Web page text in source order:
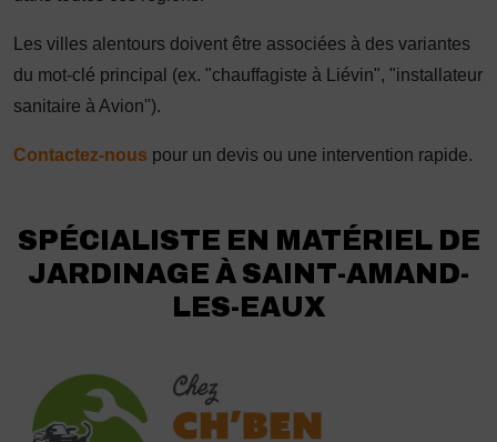
Les villes alentours doivent être associées à des variantes
du mot-clé principal (ex. "chauffagiste à Liévin", "installateur
sanitaire à Avion").
Contactez-nous pour un devis ou une intervention rapide.
SPÉCIALISTE EN MATÉRIEL DE
JARDINAGE À SAINT-AMAND-
LES-EAUX